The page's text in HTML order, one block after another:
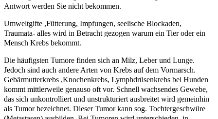
Antwort werden Sie nicht bekommen.
Umweltgifte ,Fütterung, Impfungen, seelische Blockaden,
Traumata- alles wird in Betracht gezogen warum ein Tier oder ein
Mensch Krebs bekommt.
Die häufigsten Tumore finden sich an Milz, Leber und Lunge.
Jedoch sind auch andere Arten von Krebs auf dem Vormarsch.
Gebärmutterkrebs ,Knochenkrebs, Lymphdrüsenkrebs bei Hunden
kommt mittlerweile genauso oft vor. Schnell wachsendes Gewebe,
das sich unkontrolliert und unstrukturiert ausbreitet wird gemeinhin
als Tumor bezeichnet. Dieser Tumor kann sog. Tochtergeschwüre